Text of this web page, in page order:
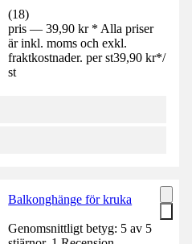
(18)
pris — 39,90 kr * Alla priser
är inkl. moms och exkl.
fraktkostnader. per st39,90 kr*/
st
Balkonghänge för kruka
Genomsnittligt betyg: 5 av 5